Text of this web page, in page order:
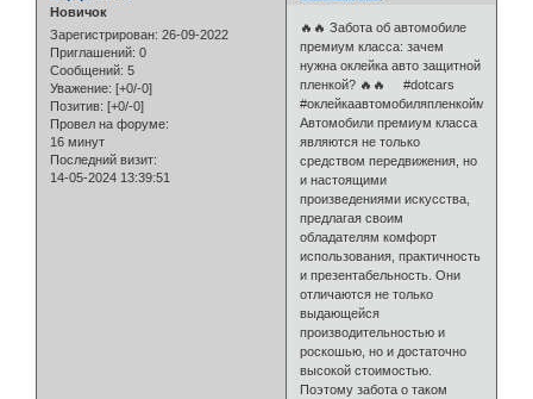
Новичок
Зарегистрирован: 26-09-2022
Приглашений: 0
Сообщений: 5
Уважение: [+0/-0]
Позитив: [+0/-0]
Провел на форуме:
16 минут
Последний визит:
14-05-2024 13:39:51
🔥🔥 Забота об автомобиле
премиум класса: зачем
нужна оклейка авто защитной
пленкой? 🔥🔥 #dotcars
#оклейкаавтомобиляпленкоймосква
Автомобили премиум класса
являются не только
средством передвижения, но
и настоящими
произведениями искусства,
предлагая своим
обладателям комфорт
использования, практичность
и презентабельность. Они
отличаются не только
выдающейся
производительностью и
роскошью, но и достаточно
высокой стоимостью.
Поэтому забота о таком